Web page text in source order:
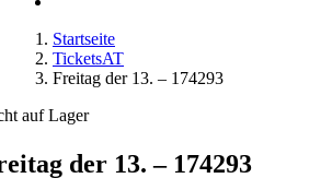
Startseite
TicketsAT
Freitag der 13. – 174293
auf Lager
der 13. – 174293